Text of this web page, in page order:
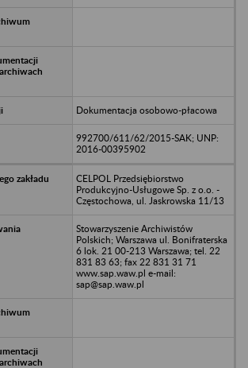
Dokumentacja osobowo-płacowa
992700/611/62/2015-SAK; UNP:
2016-00395902
CELPOL Przedsiębiorstwo
Produkcyjno-Usługowe Sp. z o.o. -
Częstochowa, ul. Jaskrowska 11/13
Stowarzyszenie Archiwistów
Polskich; Warszawa ul. Bonifraterska
6 lok. 21 00-213 Warszawa; tel. 22
831 83 63; fax 22 831 31 71
www.sap.waw.pl e-mail:
sap@sap.waw.pl